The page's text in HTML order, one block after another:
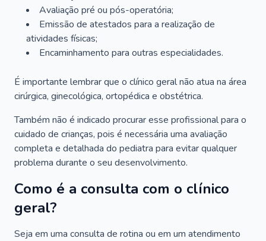
Avaliação pré ou pós-operatória;
Emissão de atestados para a realização de
atividades físicas;
Encaminhamento para outras especialidades.
É importante lembrar que o clínico geral não atua na área
cirúrgica, ginecológica, ortopédica e obstétrica.
Também não é indicado procurar esse profissional para o
cuidado de crianças, pois é necessária uma avaliação
completa e detalhada do pediatra para evitar qualquer
problema durante o seu desenvolvimento.
Como é a consulta com o clínico
geral?
Seja em uma consulta de rotina ou em um atendimento